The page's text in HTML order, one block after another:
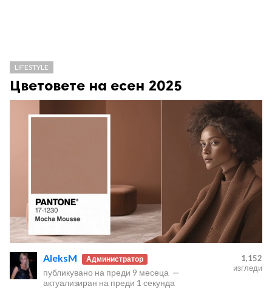
LIFESTYLE
Цветовете на есен 2025
AleksM Администратор
публикувано на преди 9 месеца —
актуализиран на преди 1 секунда
1,152
изгледи